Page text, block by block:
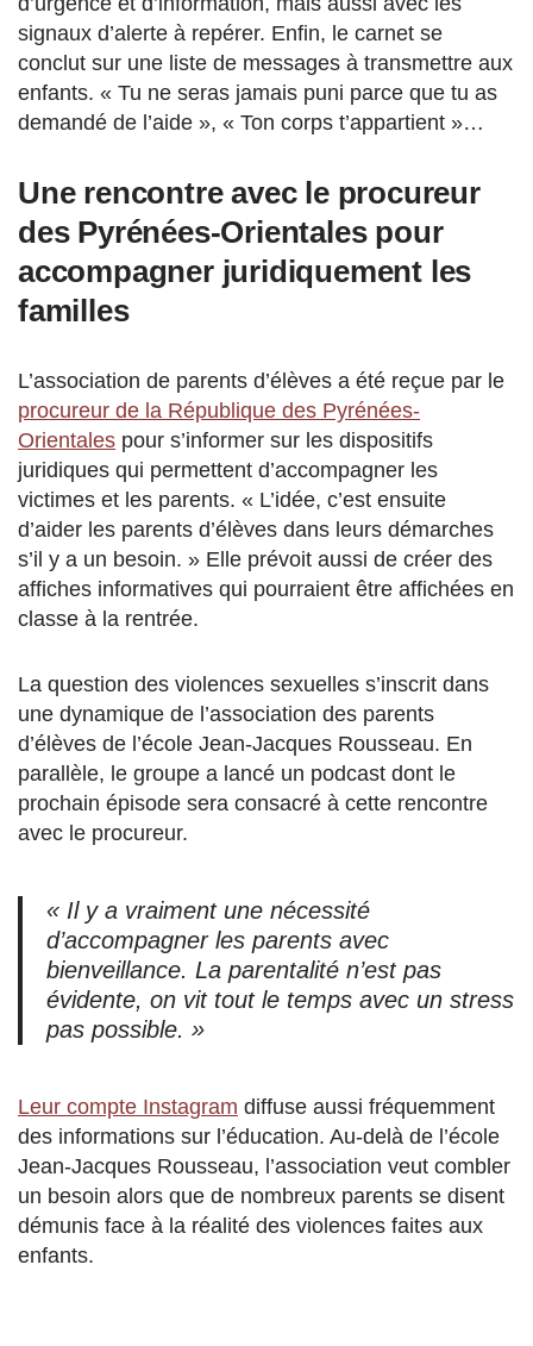
signaux d’alerte à repérer. Enfin, le carnet se
conclut sur une liste de messages à transmettre aux
enfants. « Tu ne seras jamais puni parce que tu as
demandé de l’aide », « Ton corps t’appartient »…
Une rencontre avec le procureur
des Pyrénées-Orientales pour
accompagner juridiquement les
familles
L’association de parents d’élèves a été reçue par le
procureur de la République des Pyrénées-
Orientales pour s’informer sur les dispositifs
juridiques qui permettent d’accompagner les
victimes et les parents. « L’idée, c’est ensuite
d’aider les parents d’élèves dans leurs démarches
s’il y a un besoin. » Elle prévoit aussi de créer des
affiches informatives qui pourraient être affichées en
classe à la rentrée.
La question des violences sexuelles s’inscrit dans
une dynamique de l’association des parents
d’élèves de l’école Jean-Jacques Rousseau. En
parallèle, le groupe a lancé un podcast dont le
prochain épisode sera consacré à cette rencontre
avec le procureur.
« Il y a vraiment une nécessité
d’accompagner les parents avec
bienveillance. La parentalité n’est pas
évidente, on vit tout le temps avec un stress
pas possible. »
Leur compte Instagram diffuse aussi fréquemment
des informations sur l’éducation. Au-delà de l’école
Jean-Jacques Rousseau, l’association veut combler
un besoin alors que de nombreux parents se disent
démunis face à la réalité des violences faites aux
enfants.